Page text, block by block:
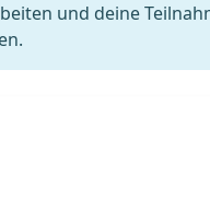
und deine